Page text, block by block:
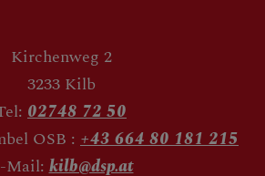
Kirchenweg 2
3233 Kilb
02748 72 50
OSB : +43 664 80 181 215
Mail:kilb@dsp.at